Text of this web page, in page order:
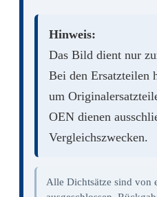
Hinweis:
Das Bild dient nur
Bei den Ersatzteilen
um
OEN dienen
Vergleichszwecken.
Alle Dichtsätze sind von